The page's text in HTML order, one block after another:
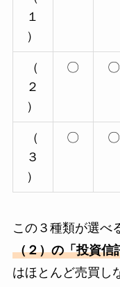
１
）
（
２
）
〇 〇
（
３
）
〇 〇
この３種類が選べ
（２）の「投資信
はほとんど売買し